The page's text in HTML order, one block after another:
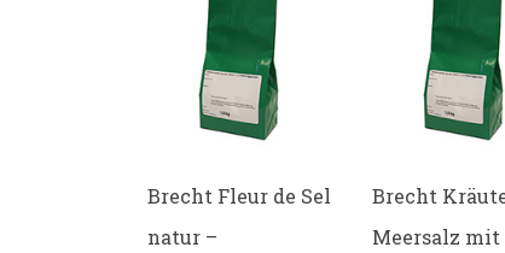
Brecht Fleur de Sel
natur –
Brecht
Meersalz mit